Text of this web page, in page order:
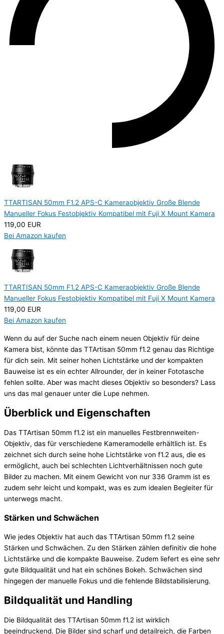
TTARTISAN 50mm F1.2 APS-C Kameraobjektiv Große Blende
Manueller Fokus Festobjektiv Kompatibel mit Fuji X Mount Kamera
119,00 EUR
Bei Amazon kaufen
TTARTISAN 50mm F1.2 APS-C Kameraobjektiv Große Blende
Manueller Fokus Festobjektiv Kompatibel mit Fuji X Mount Kamera
119,00 EUR
Bei Amazon kaufen
Wenn du auf der Suche nach einem neuen Objektiv für deine
Kamera bist, könnte das TTArtisan 50mm f1.2 genau das Richtige
für dich sein. Mit seiner hohen Lichtstärke und der kompakten
Bauweise ist es ein echter Allrounder, der in keiner Fototasche
fehlen sollte. Aber was macht dieses Objektiv so besonders? Lass
uns das mal genauer unter die Lupe nehmen.
Überblick und Eigenschaften
Das TTArtisan 50mm f1.2 ist ein manuelles Festbrennweiten-
Objektiv, das für verschiedene Kameramodelle erhältlich ist. Es
zeichnet sich durch seine hohe Lichtstärke von f1.2 aus, die es
ermöglicht, auch bei schlechten Lichtverhältnissen noch gute
Bilder zu machen. Mit einem Gewicht von nur 336 Gramm ist es
zudem sehr leicht und kompakt, was es zum idealen Begleiter für
unterwegs macht.
Stärken und Schwächen
Wie jedes Objektiv hat auch das TTArtisan 50mm f1.2 seine
Stärken und Schwächen. Zu den Stärken zählen definitiv die hohe
Lichtstärke und die kompakte Bauweise. Zudem liefert es eine sehr
gute Bildqualität und hat ein schönes Bokeh. Schwächen sind
hingegen der manuelle Fokus und die fehlende Bildstabilisierung.
Bildqualität und Handling
Die Bildqualität des TTArtisan 50mm f1.2 ist wirklich
beeindruckend. Die Bilder sind scharf und detailreich, die Farben